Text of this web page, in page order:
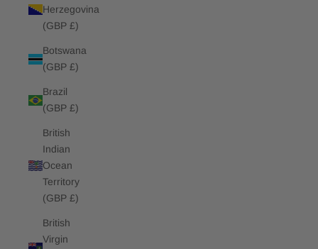
Herzegovina
(GBP £)
Botswana
(GBP £)
Brazil
(GBP £)
British
Indian
Ocean
Territory
(GBP £)
British
Virgin